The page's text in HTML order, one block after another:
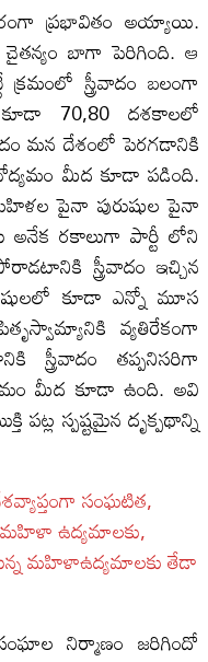
ప్రభావితం అయ్యాయి.
చైతన్యం బాగా పెరిగింది. ఆ
క్రమంలో స్త్రీవాదం బలంగా
కూడా 70,80 దశకాలలో
వాదం మన దేశంలో పెరగడానికి
మీద కూడా పడింది.
పైనా పురుషుల పైనా
అనేక రకాలుగా పార్టీ లోని
స్త్రీవాదం ఇచ్చిన
కూడా ఎన్నో మూస
వ్యతిరేకంగా
స్త్రీవాదం తప్పనిసరిగా
మీద కూడా ఉంది. అవి
స్పష్టమైన దృక్పథాన్ని
సంఘటిత,
మహిళా ఉద్యమాలకు,
మహిళాఉద్యమాలకు తేడా
నిర్మాణం జరిగిందో